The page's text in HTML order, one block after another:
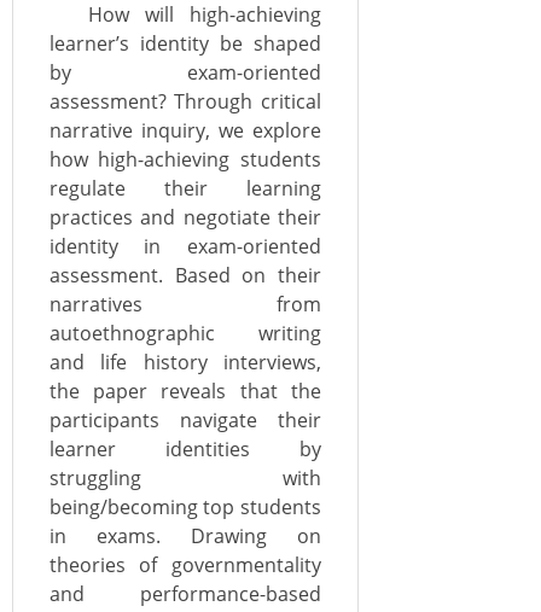
How will high-achieving
learner’s identity be shaped
by exam-oriented
assessment? Through critical
narrative inquiry, we explore
how high-achieving students
regulate their learning
practices and negotiate their
identity in exam-oriented
assessment. Based on their
narratives from
autoethnographic writing
and life history interviews,
the paper reveals that the
participants navigate their
learner identities by
struggling with
being/becoming top students
in exams. Drawing on
theories of governmentality
and performance-based